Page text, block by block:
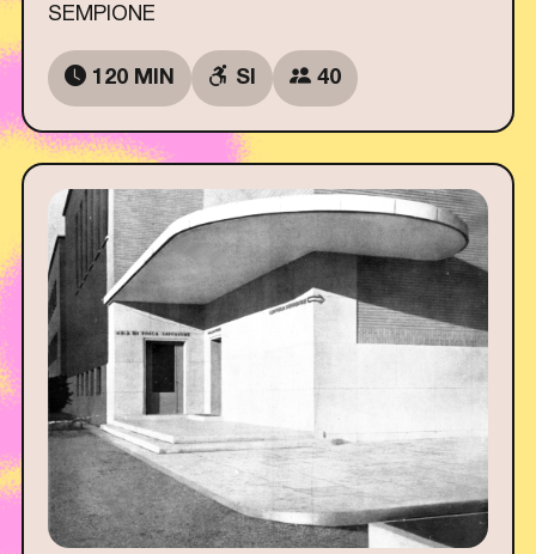
SEMPIONE
120 MIN SI 40